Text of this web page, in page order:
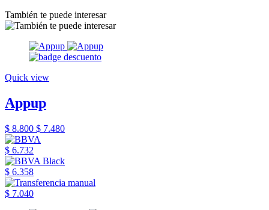
También te puede interesar
Quick view
Appup
$ 8.800 $ 7.480
$ 6.732
$ 6.358
$ 7.040